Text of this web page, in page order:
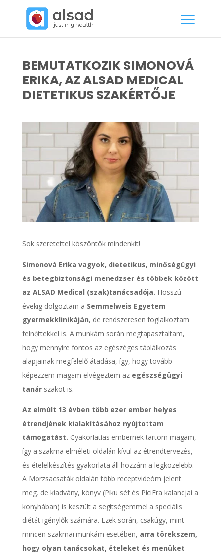
BEMUTATKOZIK SIMONOVÁ
ERIKA, AZ ALSAD MEDICAL
DIETETIKUS SZAKÉRTŐJE
Sok szeretettel köszöntök mindenkit!
Simonová Erika vagyok, dietetikus, minőségügyi
és betegbiztonsági menedzser és többek között
az ALSAD Medical (szak)tanácsadója. Hosszú
évekig dolgoztam a Semmelweis Egyetem
gyermekklinikáján, de rendszeresen foglalkoztam
felnőttekkel is. A munkám során megtapasztaltam,
hogy mennyire fontos az egészéges táplálkozás
alapjainak megfelelő átadása, így, hogy tovább
képezzem magam elvégeztem az egészségügyi
tanárszakot is.
Az elmúlt 13 évben több ezer ember helyes
étrendjének kialakításához nyújtottam
támogatást. Gyakorlatias embernek tartom magam,
így a szakma elméleti oldalán kívül az étrendtervezés,
és ételelkészítés gyakorlata áll hozzám a legközelebb.
A Morzsacsaták oldalán több receptvideóm jelent
meg, de kiadvány, könyv (Piku séf és PiciEra kalandjai a
konyhában) is készült a segítségemmel a speciális
diétát igénylők számára. Ezek során, csakúgy, mint
minden szakmai munkám esetében, arra törekszem,
hogy olyan tanácsokat, ételeket és menüket